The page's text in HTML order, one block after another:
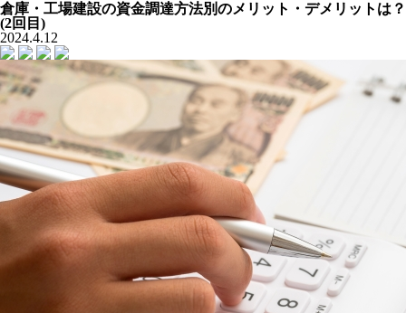
倉庫・工場建設の資金調達方法別のメリット・デメリットは？
(2回目)
2024.4.12